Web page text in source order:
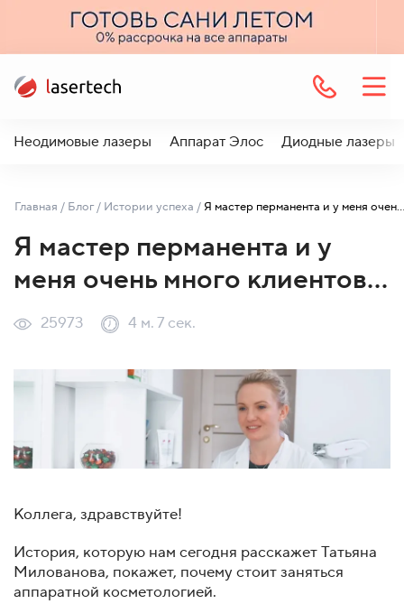
Неодимовые лазеры Аппарат Элос Диодные лазеры
Главная / Блог / Истории успеха / Я мастер перманента и у меня очень много клиентов…
Я мастер перманента и у
меня очень много клиентов…
25973 4 м. 7 сек.
Коллега, здравствуйте!
История, которую нам сегодня расскажет Татьяна
Милованова, покажет, почему стоит заняться
аппаратной косметологией.